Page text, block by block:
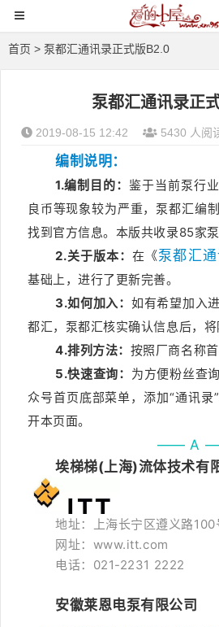
首页 > 泵都汇通讯录正式版B2.0
泵都汇通讯录正
2019-08-15 12:42 5430 人阅
编制说明：
1.编制目的：鉴于当前泵行
良币等现象较为严重，泵都汇编
找到官方信息。本版共收录85家泵
2.关于版本：在《泵都汇
基础上，进行了更新完善。
3.如何加入： 如有希望加入
都汇， 泵都汇核实确认信息后，将
4.排列方法： 按照厂商名称
5.快速查询： 为方便粉丝查询
众号首页底部菜单，添加“通讯录
开本页面。
—— A
埃梯梯(上海)流体技术有
地址：上海长宁区遵义路
网址：www.itt.com
电话：021-2231 2222
安徽莱恩电泵有限公司